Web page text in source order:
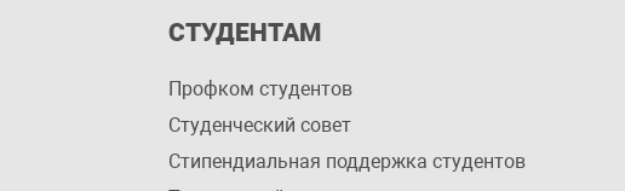
СТУДЕНТАМ
Профком студентов
Студенческий совет
Стипендиальная поддержка студентов